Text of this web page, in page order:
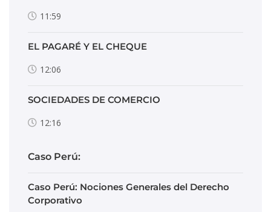
11:59
EL PAGARÉ Y EL CHEQUE
12:06
SOCIEDADES DE COMERCIO
12:16
Caso Perú:
Caso Perú: Nociones Generales del Derecho
Corporativo